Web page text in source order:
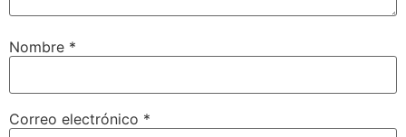
Nombre *
Correo electrónico *